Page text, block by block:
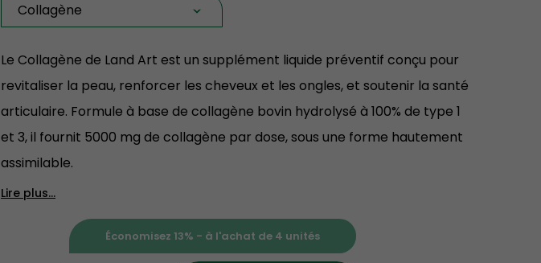
Collagène
Le Collagène de Land Art est un supplément liquide préventif conçu pour
revitaliser la peau, renforcer les cheveux et les ongles, et soutenir la santé
articulaire. Formule à base de collagène bovin hydrolysé à 100% de type 1
et 3, il fournit 5000 mg de collagène par dose, sous une forme hautement
assimilable.
Lire plus...
Économisez 13% - à l'achat de 4 unités